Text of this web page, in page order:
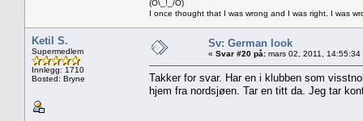
(Ö\_!_/Ö)
I once thought that I was wrong and I was right. I was
Ketil S.
Supermedlem
Innlegg: 1710
Bosted: Bryne
Sv: German look
« Svar #20 på: mars 02, 2011, 14:55:34
Takker for svar. Har en i klubben som
hjem fra nordsjøen. Tar en titt da. Jeg tar